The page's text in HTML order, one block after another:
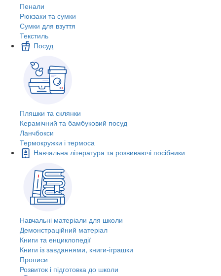
Пенали
Рюкзаки та сумки
Сумки для взуття
Текстиль
Посуд
Пляшки та склянки
Керамічний та бамбуковий посуд
Ланчбокси
Термокружки і термоса
Навчальна література та розвиваючі посібники
Навчальні матеріали для школи
Демонстраційний матеріал
Книги та енциклопедії
Книги із завданнями, книги-іграшки
Прописи
Розвиток і підготовка до школи